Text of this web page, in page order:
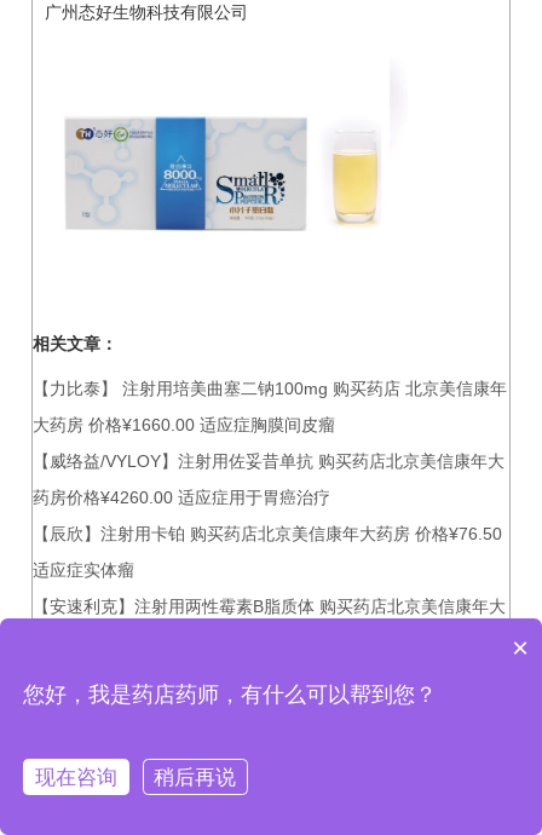
广州态好生物科技有限公司
相关文章：
【力比泰】 注射用培美曲塞二钠100mg 购买药店 北京美信康年
大药房 价格¥1660.00 适应症胸膜间皮瘤
【威络益/VYLOY】注射用佐妥昔单抗 购买药店北京美信康年大
药房价格¥4260.00 适应症用于胃癌治疗
【辰欣】注射用卡铂 购买药店北京美信康年大药房 价格¥76.50
适应症实体瘤
【安速利克】注射用两性霉素B脂质体 购买药店北京美信康年大
×
您好，我是药店药师，有什么可以帮到您？
现在咨询 稍后再说